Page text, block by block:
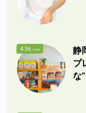
4.5k view
静
プ
な